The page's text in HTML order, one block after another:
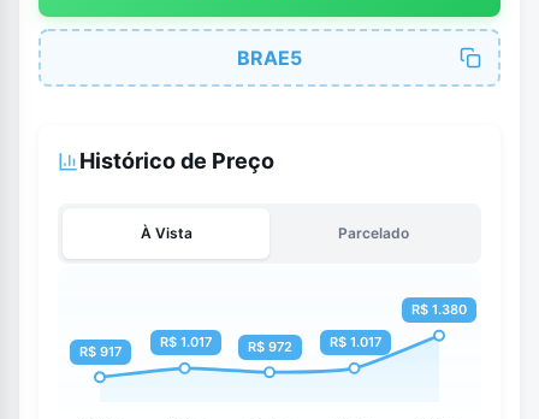
BRAE5
Histórico de Preço
À Vista Parcelado